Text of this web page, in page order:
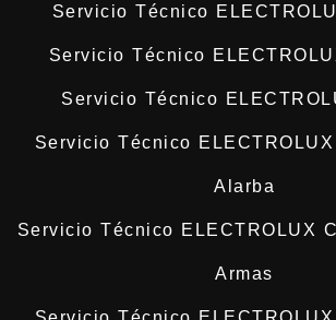
Servicio Técnico
Servicio Técnico
Servicio Técnico
Servicio Técnico
Alarba
Servicio Técnico ELECTROLUX
Armas